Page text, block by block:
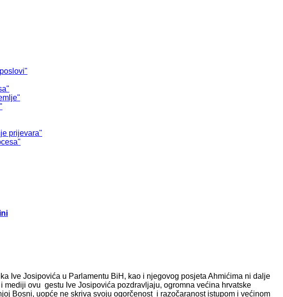
prijevara"
Ive Josipovića u Parlamentu BiH, kao i njegovog posjeta Ahmićima ni dalje
mediji ovu gestu Ive Josipovića pozdravljaju, ogromna većina hrvatske
Bosni, uopće ne skriva svoju ogorčenost i razočaranost istupom i većinom